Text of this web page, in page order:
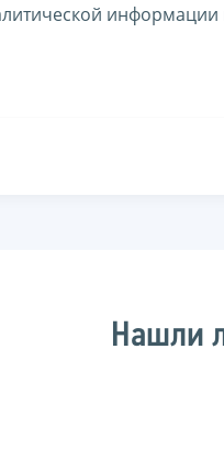
Нашли